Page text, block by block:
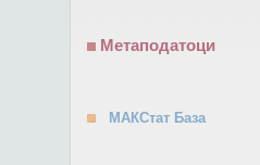
Метаподатоци
МАКСтат База